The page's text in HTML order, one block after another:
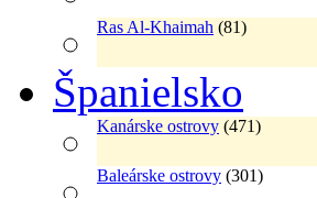
Ras Al-Khaimah (81)
Španielsko
Kanárske ostrovy (471)
Baleárske ostrovy (301)